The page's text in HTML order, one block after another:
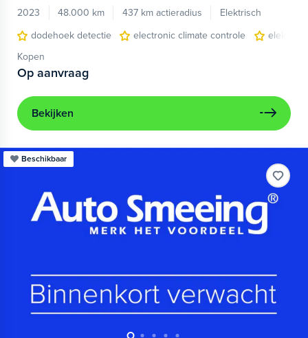
2023
48.000 km 437 km actieradius
Elektrisch
dodehoek detectie
electronic climate controle
Kopen
Op aanvraag
Bekijken
Beschikbaar